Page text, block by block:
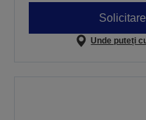
Unde puteți